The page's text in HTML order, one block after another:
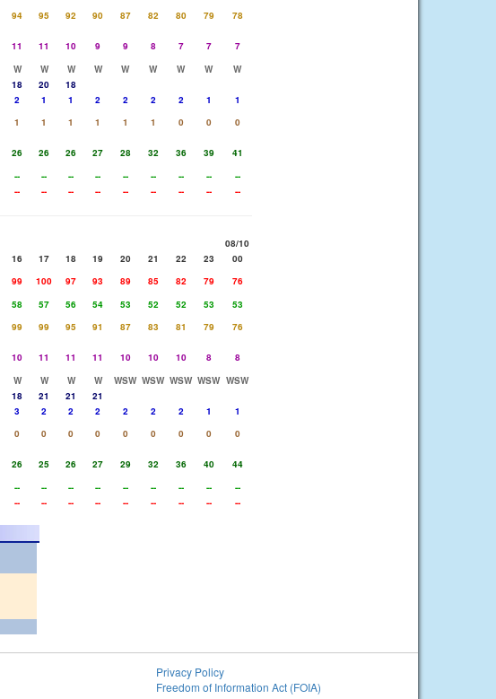
94 95 92 90 87 82 80 79
78
11 11 10 9 9 8 7 7
7
W W W W W W W W
W
18 20
18
2 1 1 2 2 2 2 1
1
1 1 1 1 1 1 0 0
0
26 26 26 27 28 32 36 39
41
-- -- -- -- -- -- -- --
--
-- -- -- -- -- -- -- -- --
08/10
16 17 18 19 20 21 22 23
00
99 100 97 93 89 85 82 79
76
58 57 56 54 53 52 52 53
53
99 99 95 91 87 83 81 79
76
10 11 11 11 10 10 10 8
8
W W W W WSW WSW WSW WSW WSW
18 21 21
21
3 2 2 2 2 2 2 1
1
0 0 0 0 0 0 0 0
0
26 25 26 27 29 32 36 40
44
-- -- -- -- -- -- -- --
--
-- -- -- -- -- -- -- -- --
Privacy Policy
Freedom of Information Act (FOIA)